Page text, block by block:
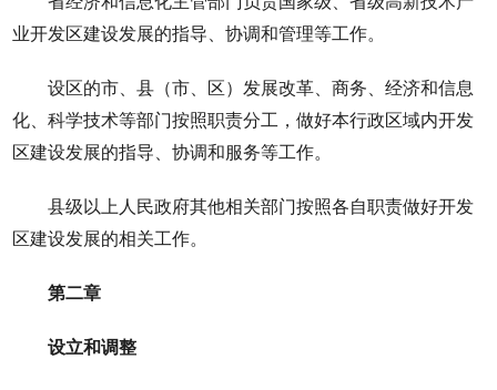
业开发区建设发展的指导、协调和管理等工作。
设区的市、县（市、区）发展改革、商务、经济和信息
化、科学技术等部门按照职责分工，做好本行政区域内开发
区建设发展的指导、协调和服务等工作。
县级以上人民政府其他相关部门按照各自职责做好开发
区建设发展的相关工作。
第二章
设立和调整